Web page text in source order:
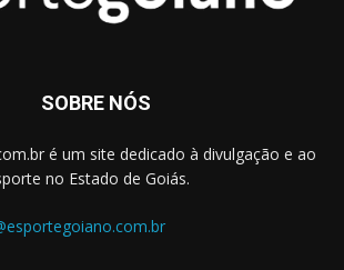
SOBRE NÓS
é um site dedicado à divulgação e ao
no Estado de Goiás.